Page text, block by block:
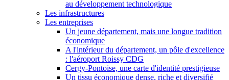
au développement technologique
Les infrastructures
Les entreprises
Un jeune département, mais une longue tradition
économique
A l'intérieur du département, un pôle d'excellence
: l'aéroport Roissy CDG
Cergy-Pontoise, une carte d'identité prestigieuse
Un tissu économique dense, riche et diversifié